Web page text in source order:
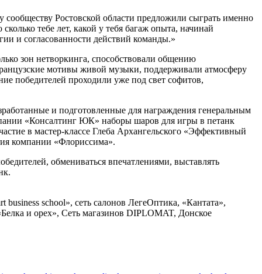
Ростовской области предложили сыграть именно
тебе лет, какой у тебя багаж опыта, начинай
и согласованности действий команды.»
зон нетворкинга, способствовали общению
мотивы живой музыки, поддерживали атмосферу
победителей проходили уже под свет софитов,
и подготовленные для награждения генеральным
«Консалтинг ЮК» наборы шаров для игры в петанк
в мастер-классе Глеба Архангельского «Эффективный
компании «Флориссима».
обмениваться впечатлениями, выставлять
school», сеть салонов ЛегеОптика, «Кантата»,
и орех», Сеть магазинов DIPLOMAT, Донское